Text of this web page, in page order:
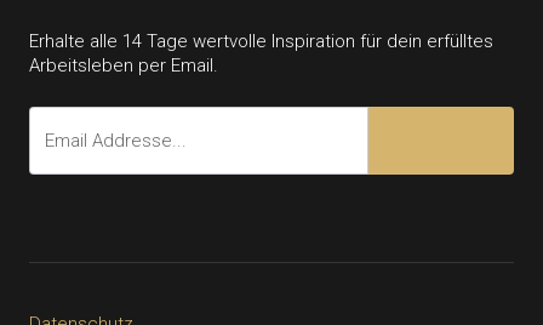
Erhalte alle 14 Tage wertvolle Inspiration für dein erfülltes
Arbeitsleben per Email.